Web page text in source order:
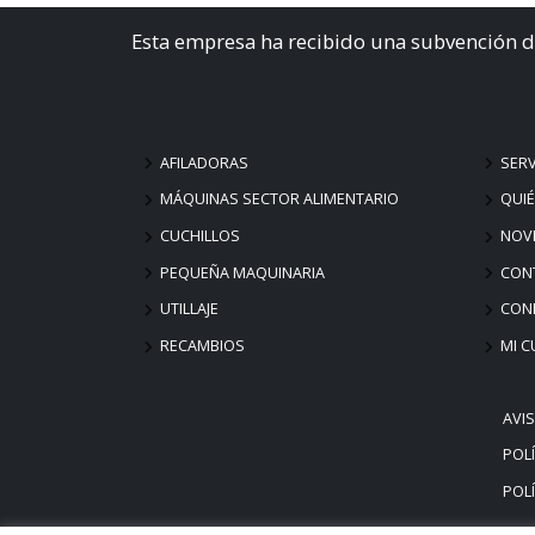
Esta empresa ha recibido una subvención
AFILADORAS
MÁQUINAS SECTOR ALIMENTARIO
CUCHILLOS
PEQUEÑA MAQUINARIA
UTILLAJE
RECAMBIOS
MI